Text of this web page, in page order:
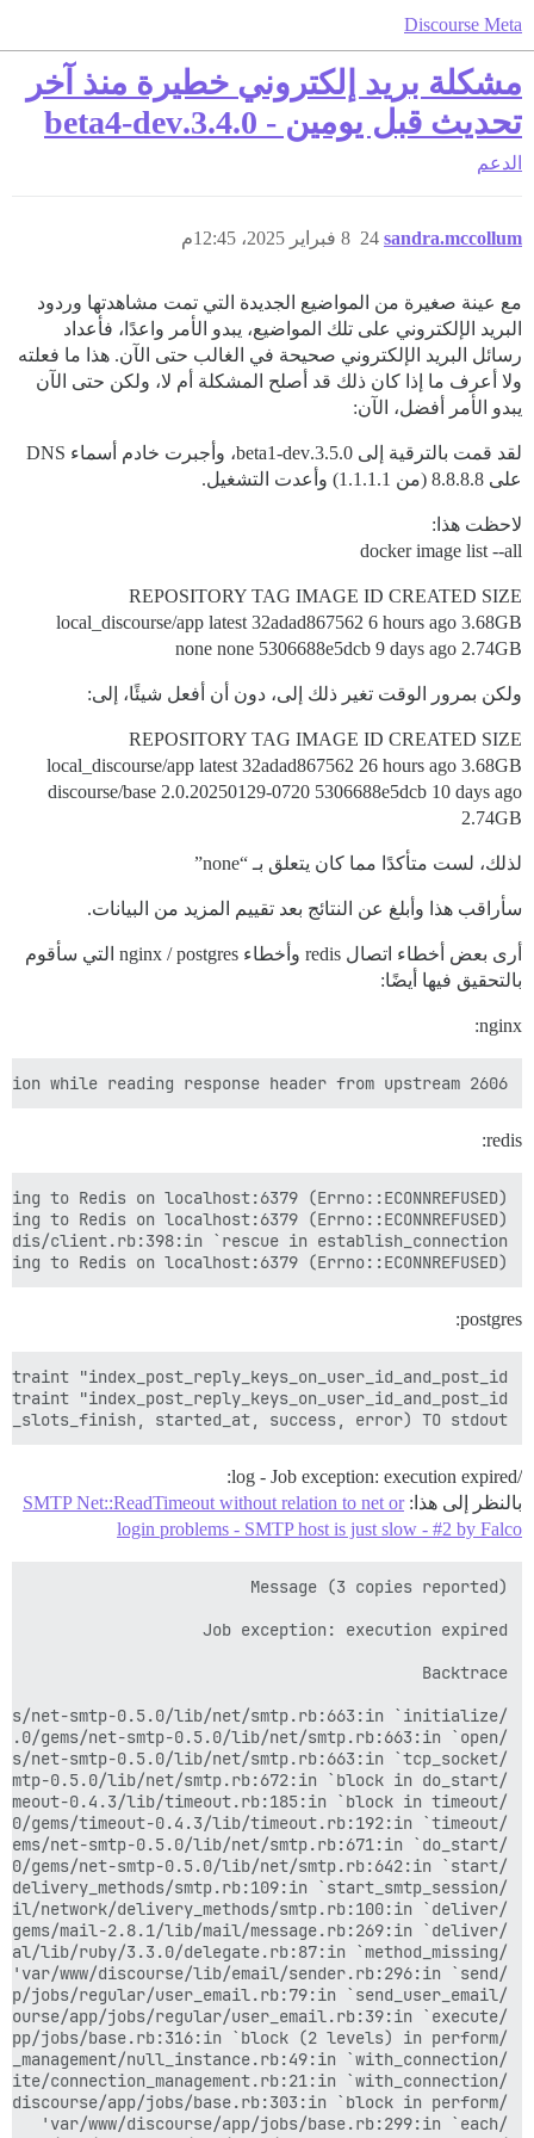
Discourse Meta
مشكلة بريد إلكتروني خطيرة منذ آخر
تحديث قبل يومين - 3.4.0.beta4-dev
الدعم
sandra.mccollum 8 فبراير 2025، 12:45م 24
مع عينة صغيرة من المواضيع الجديدة التي تمت مشاهدتها وردود
البريد الإلكتروني على تلك المواضيع، يبدو الأمر واعدًا، فأعداد
رسائل البريد الإلكتروني صحيحة في الغالب حتى الآن. هذا ما فعلته
ولا أعرف ما إذا كان ذلك قد أصلح المشكلة أم لا، ولكن حتى الآن
يبدو الأمر أفضل، الآن:
لقد قمت بالترقية إلى 3.5.0.beta1-dev، وأجبرت خادم أسماء DNS
على 8.8.8.8 (من 1.1.1.1) وأعدت التشغيل.
لاحظت هذا:
docker image list --all
REPOSITORY TAG IMAGE ID CREATED SIZE
local_discourse/app latest 32adad867562 6 hours ago 3.68GB
none none 5306688e5dcb 9 days ago 2.74GB
ولكن بمرور الوقت تغير ذلك إلى، دون أن أفعل شيئًا، إلى:
REPOSITORY TAG IMAGE ID CREATED SIZE
local_discourse/app latest 32adad867562 26 hours ago 3.68GB
discourse/base 2.0.20250129-0720 5306688e5dcb 10 days ago
2.74GB
لذلك، لست متأكدًا مما كان يتعلق بـ “none”
سأراقب هذا وأبلغ عن النتائج بعد تقييم المزيد من البيانات.
أرى بعض أخطاء اتصال redis وأخطاء nginx / postgres التي سأقوم
بالتحقيق فيها أيضًا:
nginx:
2606 upstream prematurely closed connection while reading response header from upstream
redis:
to Redis on localhost:6379 (Errno::ECONNREFUSED)
postgres:
started_at, success, error) TO stdout;
/log - Job exception: execution expired:
بالنظر إلى هذا:SMTP Net::ReadTimeout without relation to net or
login problems - SMTP host is just slow - #2 by Falco